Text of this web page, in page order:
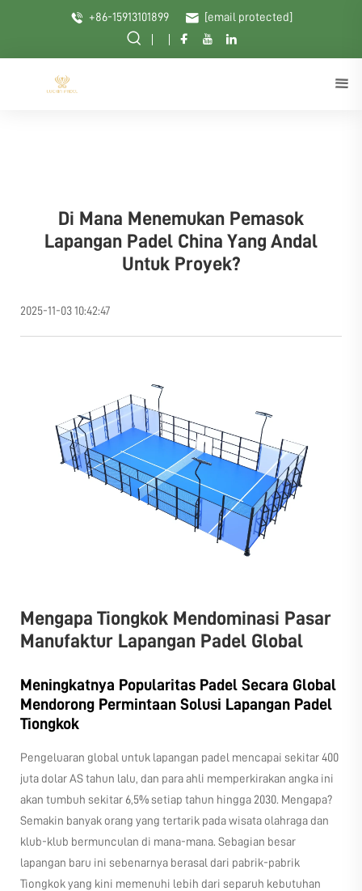
+86-15913101899 [email protected]
Di Mana Menemukan Pemasok
Lapangan Padel China Yang Andal
Untuk Proyek?
2025-11-03 10:42:47
Mengapa Tiongkok Mendominasi Pasar
Manufaktur Lapangan Padel Global
Meningkatnya Popularitas Padel Secara Global
Mendorong Permintaan Solusi Lapangan Padel
Tiongkok
Pengeluaran global untuk lapangan padel mencapai sekitar 400
juta dolar AS tahun lalu, dan para ahli memperkirakan angka ini
akan tumbuh sekitar 6,5% setiap tahun hingga 2030. Mengapa?
Semakin banyak orang yang tertarik pada wisata olahraga dan
klub-klub bermunculan di mana-mana. Sebagian besar
lapangan baru ini sebenarnya berasal dari pabrik-pabrik
Tiongkok yang kini memenuhi lebih dari separuh kebutuhan